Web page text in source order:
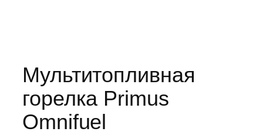
Мультитопливная
горелка Primus
Omnifuel